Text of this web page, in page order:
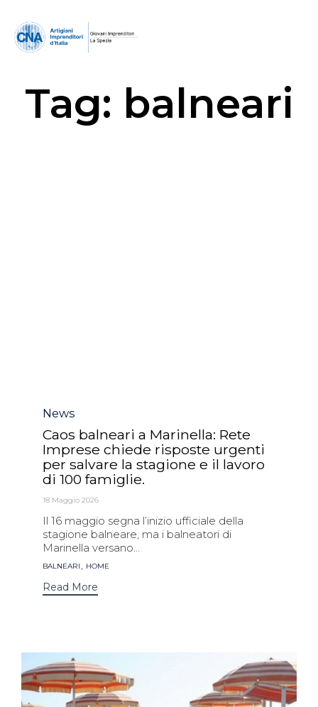
Tag: balneari
Category
News
Caos balneari a Marinella: Rete
Imprese chiede risposte urgenti
per salvare la stagione e il lavoro
di 100 famiglie.
18 Maggio 2026
Il 16 maggio segna l’inizio ufficiale della
stagione balneare, ma i balneatori di
Marinella versano...
Tags
BALNEARI , HOME
Read More